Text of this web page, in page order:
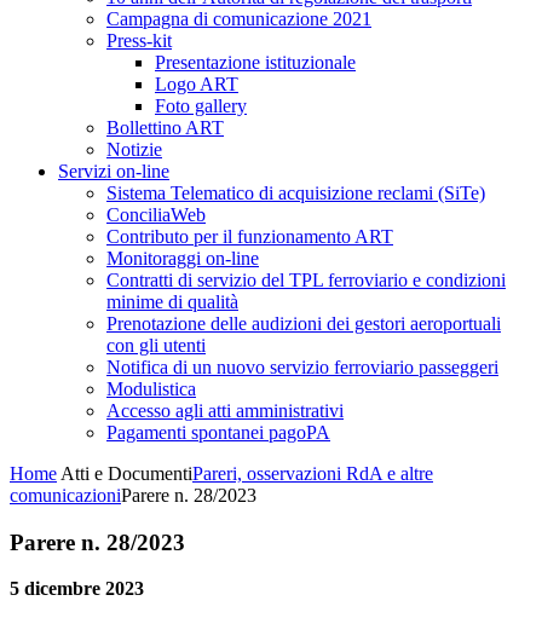
Campagna di comunicazione 2021
Press-kit
Presentazione istituzionale
Logo ART
Foto gallery
Bollettino ART
Notizie
Servizi on-line
Sistema Telematico di acquisizione reclami (SiTe)
ConciliaWeb
Contributo per il funzionamento ART
Monitoraggi on-line
Contratti di servizio del TPL ferroviario e condizioni
minime di qualità
Prenotazione delle audizioni dei gestori aeroportuali
con gli utenti
Notifica di un nuovo servizio ferroviario passeggeri
Modulistica
Accesso agli atti amministrativi
Pagamenti spontanei pagoPA
Home Atti e DocumentiPareri, osservazioni RdA e altre
comunicazioniParere n. 28/2023
Parere n. 28/2023
5 dicembre 2023